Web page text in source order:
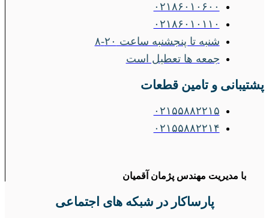
۰۲۱۸۶۰۱۰۶۰۰
۰۲۱۸۶۰۱۰۱۱۰
شنبه تا پنجشنبه ساعت ۲۰-۸
جمعه ها تعطیل است
پشتیبانی و تامین قطعات
۰۲۱۵۵۸۸۲۲۱۵
۰۲۱۵۵۸۸۲۲۱۴
با مدیریت مهندس پژمان آقمیان
پارساکار در شبکه های اجتماعی